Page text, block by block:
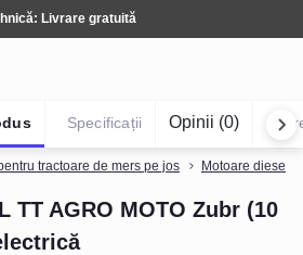
Livrare gratuită
tractoare de mers pe jos Motoare diesel
TT AGRO MOTO Zubr (10
Specificații Opinii (0)